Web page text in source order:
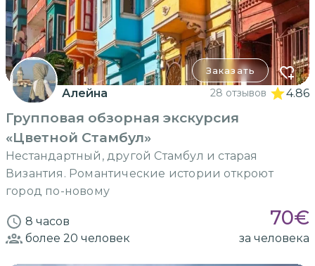
Заказать
Алейна 28 отзывов 4.86
Групповая обзорная экскурсия
«Цветной Стамбул»
Нестандартный, другой Стамбул и старая
Византия. Романтические истории откроют
город по-новому
8 часов 70€
более 20 человек за человека